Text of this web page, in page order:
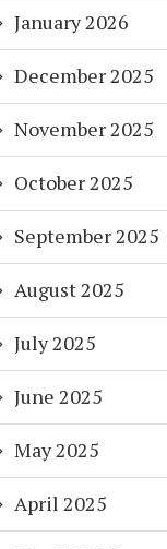
January 2026
December 2025
November 2025
October 2025
September 2025
August 2025
July 2025
June 2025
May 2025
April 2025